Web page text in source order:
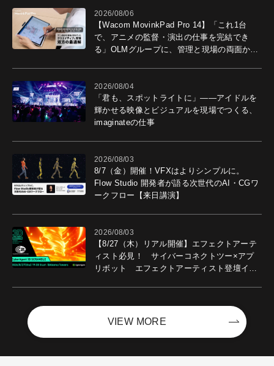
2026/08/06
【Wacom MovinkPad Pro 14】「これ1台
で、アニメの監督・演出の仕事を完結でき
る」OLMグループに、管理と現場の両面から
2026/08/04
「君も、スポットライトに」――アイドルを
輝かせる映像とビジュアルを現場でつくる、
imaginateの仕事
2026/08/03
8/7（金）開催！VFXはよりシンプルに。
Flow Studio 開発者が語る次世代のAI・CGワ
ークフロー【来日講演】
2026/08/03
【8/27（木）リアル開催】エフェクトアーテ
ィスト必見！ サイバーコネクトツー×アプ
リボット エフェクトアーティスト登壇イベ
VIEW MORE